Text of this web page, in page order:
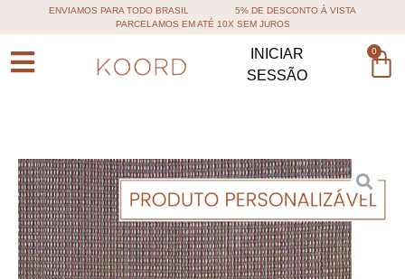
ENVIAMOS PARA TODO BRASIL
5% DE DESCONTO À VISTA
PARCELAMOS EM ATÉ 10X SEM JUROS
INICIAR
SESSÃO
0